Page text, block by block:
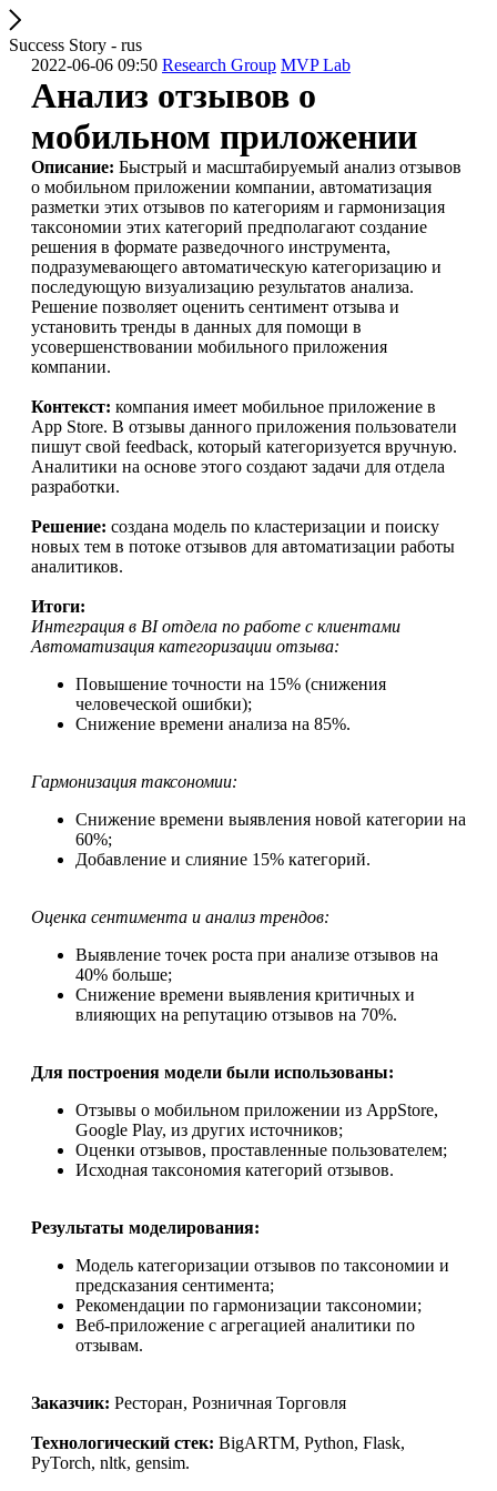
Success Story - rus
2022-06-06 09:50 Research Group MVP Lab
Анализ отзывов о
мобильном приложении
Описание: Быстрый и масштабируемый анализ отзывов
о мобильном приложении компании, автоматизация
разметки этих отзывов по категориям и гармонизация
таксономии этих категорий предполагают создание
решения в формате разведочного инструмента,
подразумевающего автоматическую категоризацию и
последующую визуализацию результатов анализа.
Решение позволяет оценить сентимент отзыва и
установить тренды в данных для помощи в
усовершенствовании мобильного приложения
компании.
Контекст: компания имеет мобильное приложение в
App Store. В отзывы данного приложения пользователи
пишут свой feedback, который категоризуется вручную.
Аналитики на основе этого создают задачи для отдела
разработки.
Решение: создана модель по кластеризации и поиску
новых тем в потоке отзывов для автоматизации работы
аналитиков.
Итоги:
Интеграция в BI отдела по работе с клиентами
Автоматизация категоризации отзыва:
Повышение точности на 15% (снижения
человеческой ошибки);
Снижение времени анализа на 85%.
Гармонизация таксономии:
Снижение времени выявления новой категории на
60%;
Добавление и слияние 15% категорий.
Оценка сентимента и анализ трендов:
Выявление точек роста при анализе отзывов на
40% больше;
Снижение времени выявления критичных и
влияющих на репутацию отзывов на 70%.
Для построения модели были использованы:
Отзывы о мобильном приложении из AppStore,
Google Play, из других источников;
Оценки отзывов, проставленные пользователем;
Исходная таксономия категорий отзывов.
Результаты моделирования:
Модель категоризации отзывов по таксономии и
предсказания сентимента;
Рекомендации по гармонизации таксономии;
Веб-приложение с агрегацией аналитики по
отзывам.
Заказчик: Ресторан, Розничная Торговля
Технологический стек: BigARTM, Python, Flask,
PyTorch, nltk, gensim.